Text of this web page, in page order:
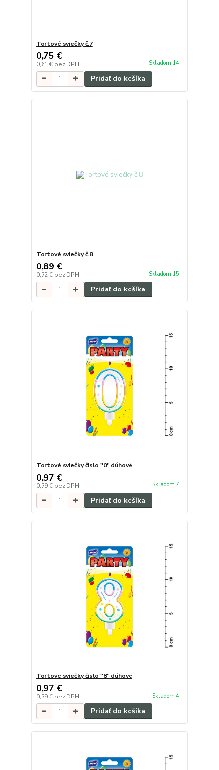
Tortové sviečky č.7
0,75 €
0,61 € bez DPH Skladom 14
Pridať do košíka
Tortové sviečky č.8
0,89 €
0,72 € bez DPH Skladom 15
Pridať do košíka
Tortové sviečky čislo ''0'' dúhové
0,97 €
0,79 € bez DPH Skladom 7
Pridať do košíka
Tortové sviečky čislo ''8'' dúhové
0,97 €
0,79 € bez DPH Skladom 4
Pridať do košíka